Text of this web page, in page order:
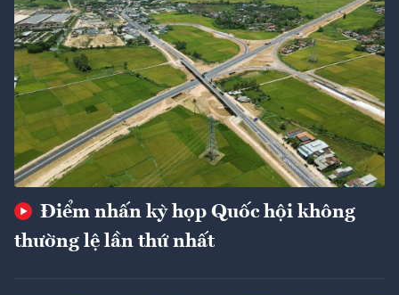
Điểm nhấn kỳ họp Quốc hội không
thường lệ lần thứ nhất